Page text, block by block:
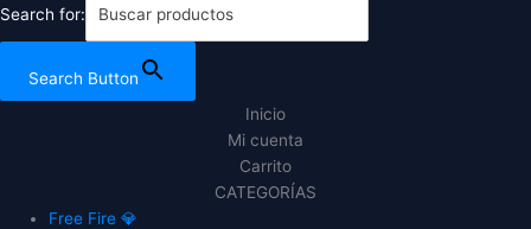
Search for:
Search Button
Inicio
Mi cuenta
Carrito
CATEGORÍAS
Free Fire 💎
ps4
o
cantidad
ps4
o
cantidad